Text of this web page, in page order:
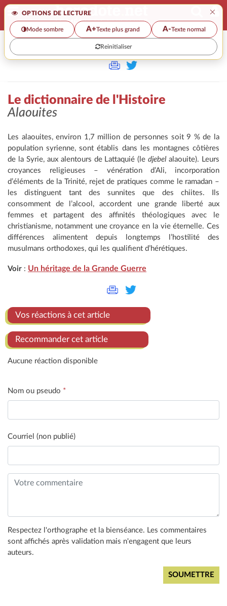
OPTIONS DE LECTURE ×
Mode sombre A+Texte plus grand A-Texte normal
Reinitialiser
>>
Le dictionnaire de l'Histoire
Alaouites
Les alaouites, environ 1,7 million de personnes soit 9 % de la
population syrienne, sont établis dans les montagnes côtières
de la Syrie, aux alentours de Lattaquié (ledjebel alaouite). Leurs
croyances religieuses – vénération d’Ali, incorporation
d’éléments de la Trinité, rejet de pratiques comme le ramadan –
les distinguent tant des sunnites que des chiites. Ils
consomment de l’alcool, accordent une grande liberté aux
femmes et partagent des affinités théologiques avec le
christianisme, notamment une croyance en la vie éternelle. Ces
différences alimentent depuis longtemps l’hostilité des
musulmans orthodoxes, qui les qualifient d’hérétiques.
Voir : Un héritage de la Grande Guerre
Vos réactions à cet article
Recommander cet article
Aucune réaction disponible
Nom ou pseudo *
Courriel (non publié)
Respectez l'orthographe et la bienséance. Les commentaires
sont affichés après validation mais n'engagent que leurs
auteurs.